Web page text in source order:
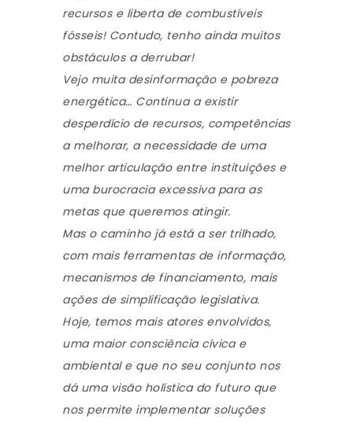
recursos e liberta de combustíveis
fósseis! Contudo, tenho ainda muitos
obstáculos a derrubar!
Vejo muita desinformação e pobreza
energética… Continua a existir
desperdício de recursos, competências
a melhorar, a necessidade de uma
melhor articulação entre instituições e
uma burocracia excessiva para as
metas que queremos atingir.
Mas o caminho já está a ser trilhado,
com mais ferramentas de informação,
mecanismos de financiamento, mais
ações de simplificação legislativa.
Hoje, temos mais atores envolvidos,
uma maior consciência cívica e
ambiental e que no seu conjunto nos
dá uma visão holística do futuro que
nos permite implementar soluções